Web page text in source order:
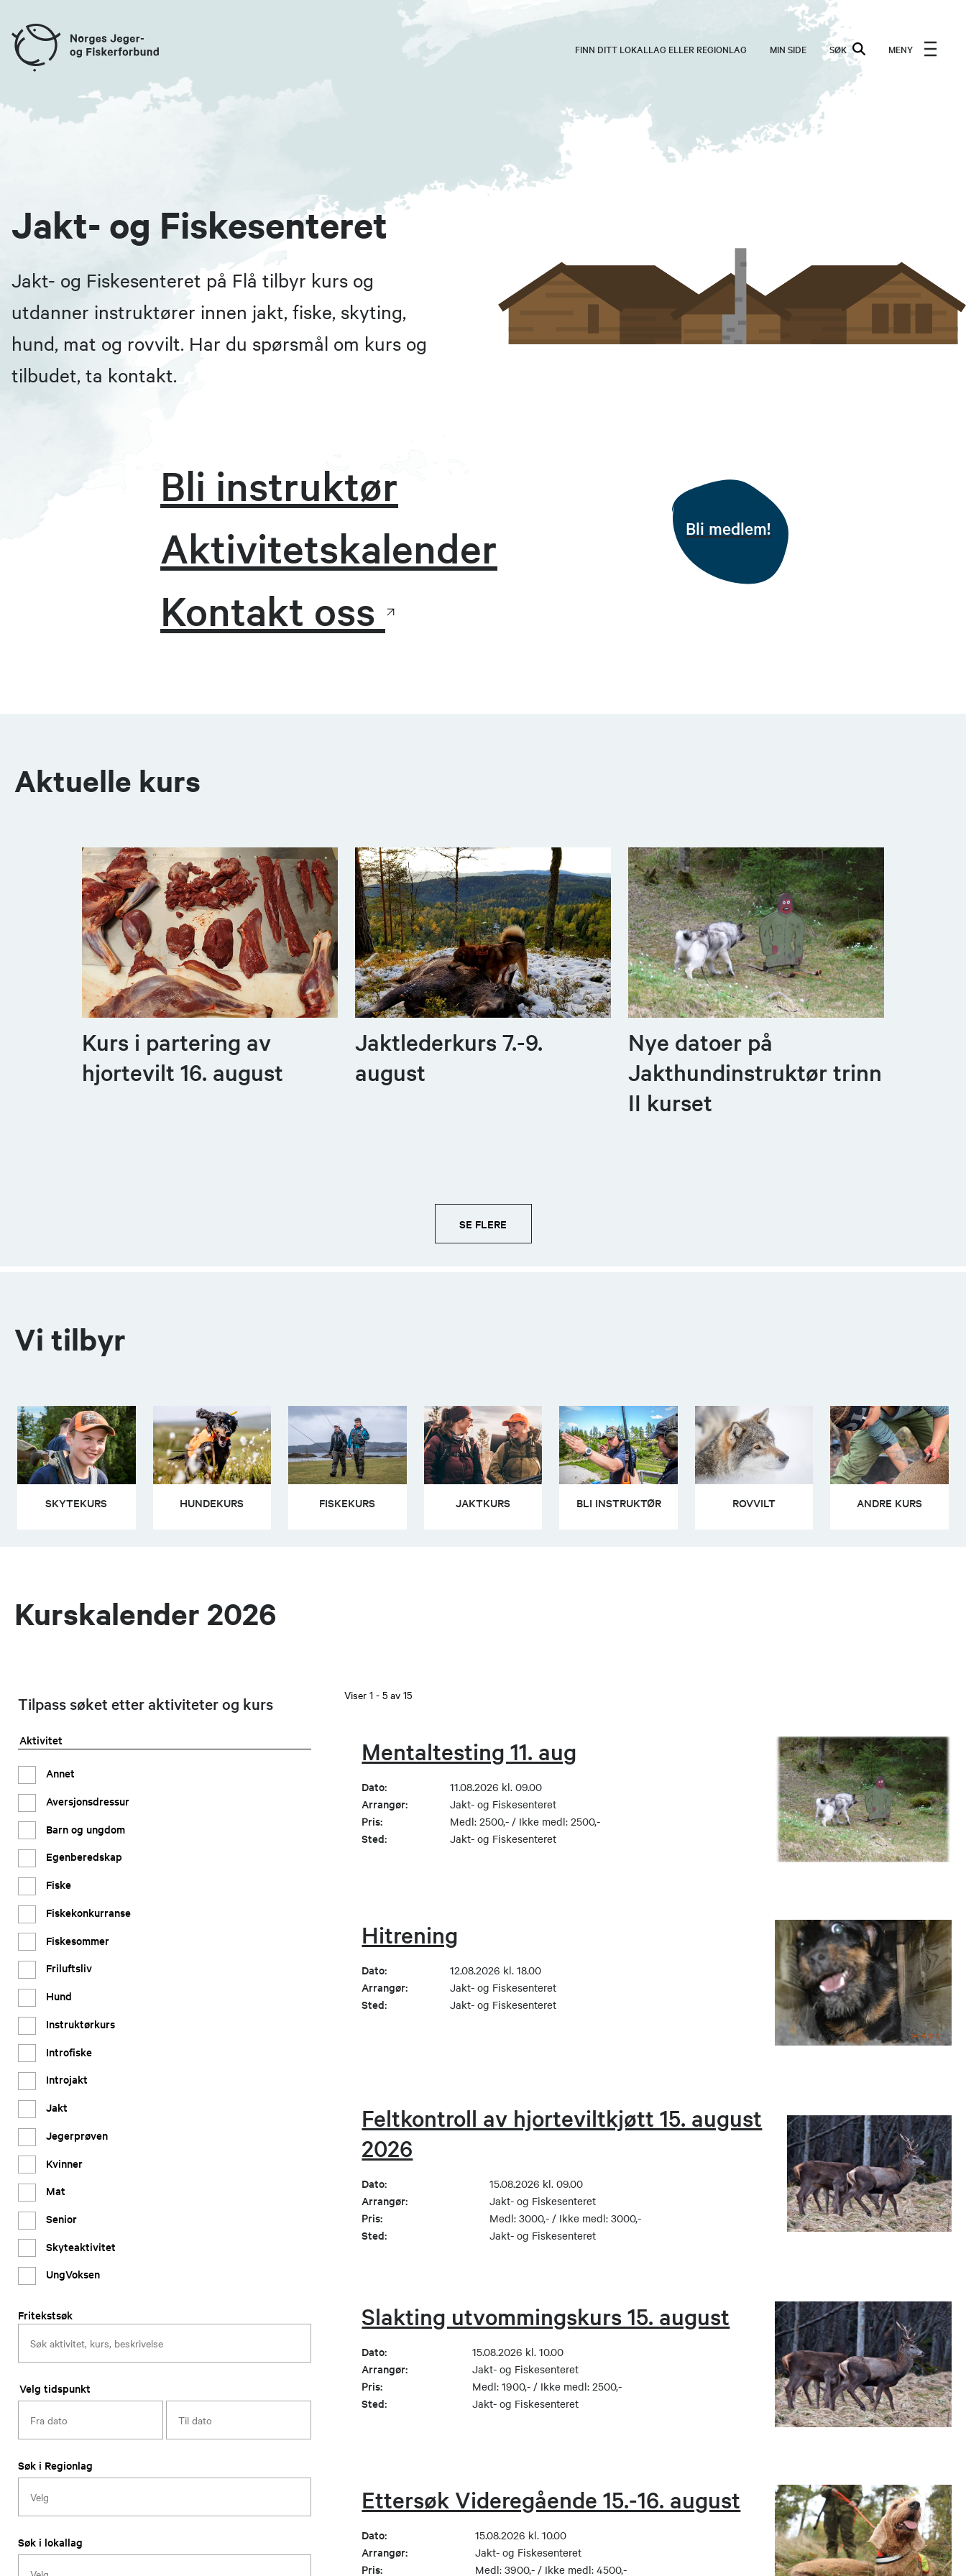
FINN DITT LOKALLAG ELLER REGIONLAG MIN SIDE SØK MENY
Jakt- og Fiskesenteret
Jakt- og Fiskesenteret på Flå tilbyr kurs og
utdanner instruktører innen jakt, fiske, skyting,
hund, mat og rovvilt. Har du spørsmål om kurs og
tilbudet, ta kontakt.
Bli instruktør
Aktivitetskalender
Kontakt oss
Bli medlem!
Aktuelle kurs
Kurs i partering av
hjortevilt 16. august
Jaktlederkurs 7.-9.
august
Nye datoer på
Jakthundinstruktør trinn
II kurset
SE FLERE
Vi tilbyr
SKYTEKURS HUNDEKURS FISKEKURS JAKTKURS BLI INSTRUKTØR ROVVILT ANDRE KURS
Kurskalender 2026
Tilpass søket etter aktiviteter og kurs
Aktivitet
Annet
Aversjonsdressur
Barn og ungdom
Egenberedskap
Fiske
Fiskekonkurranse
Fiskesommer
Friluftsliv
Hund
Instruktørkurs
Introfiske
Introjakt
Jakt
Jegerprøven
Kvinner
Mat
Senior
Skyteaktivitet
UngVoksen
Fritekstsøk
Velg tidspunkt
Søk i Regionlag
Søk i lokallag
Viser1- 5av15
Mentaltesting 11. aug
Dato: 11.08.2026 kl. 09.00
Arrangør: Jakt- og Fiskesenteret
Pris: Medl: 2500,- / Ikke medl: 2500,-
Sted: Jakt- og Fiskesenteret
Hitrening
Dato: 12.08.2026 kl. 18.00
Arrangør: Jakt- og Fiskesenteret
Sted: Jakt- og Fiskesenteret
Feltkontroll av hjorteviltkjøtt 15. august
2026
Dato: 15.08.2026 kl. 09.00
Arrangør: Jakt- og Fiskesenteret
Pris: Medl: 3000,- / Ikke medl: 3000,-
Sted: Jakt- og Fiskesenteret
Slakting utvommingskurs 15. august
Dato: 15.08.2026 kl. 10.00
Arrangør: Jakt- og Fiskesenteret
Pris: Medl: 1900,- / Ikke medl: 2500,-
Sted: Jakt- og Fiskesenteret
Ettersøk Videregående 15.-16. august
Dato: 15.08.2026 kl. 10.00
Arrangør: Jakt- og Fiskesenteret
Pris: Medl: 3900,- / Ikke medl: 4500,-